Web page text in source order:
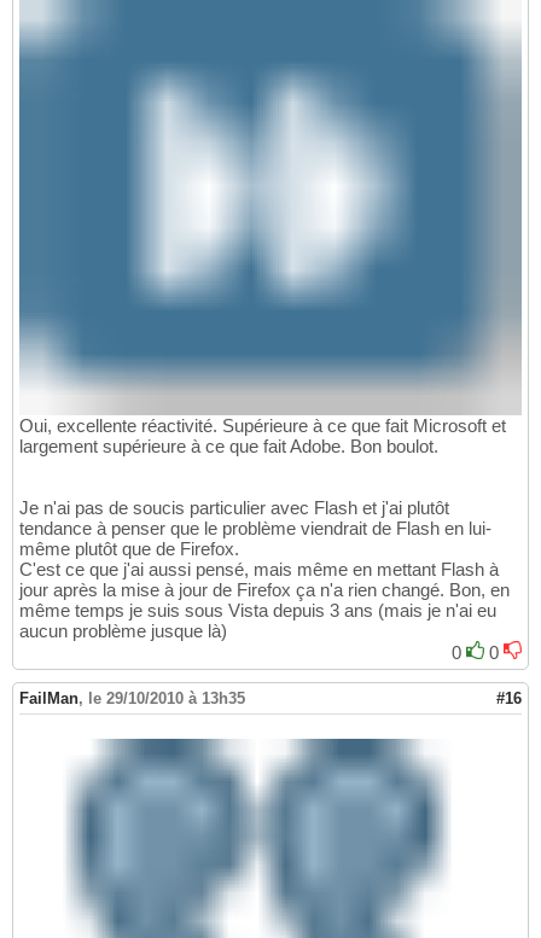
Oui, excellente réactivité. Supérieure à ce que fait Microsoft et
largement supérieure à ce que fait Adobe. Bon boulot.
Je n'ai pas de soucis particulier avec Flash et j'ai plutôt
tendance à penser que le problème viendrait de Flash en lui-
même plutôt que de Firefox.
C'est ce que j'ai aussi pensé, mais même en mettant Flash à
jour après la mise à jour de Firefox ça n'a rien changé. Bon, en
même temps je suis sous Vista depuis 3 ans (mais je n'ai eu
aucun problème jusque là)
0
0
FailMan, le 29/10/2010 à 13h35 #16